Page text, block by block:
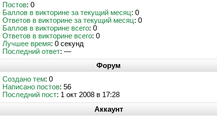
Постов: 0
Баллов в викторине за текущий месяц: 0
Ответов в викторине за текущий месяц: 0
Баллов в викторине всего: 0
Ответов в викторине всего: 0
Лучшее время: 0 секунд
Последний ответ: —
Форум
Создано тем: 0
Написано постов: 56
Последний пост: 1 окт 2008 в 17:28
Аккаунт